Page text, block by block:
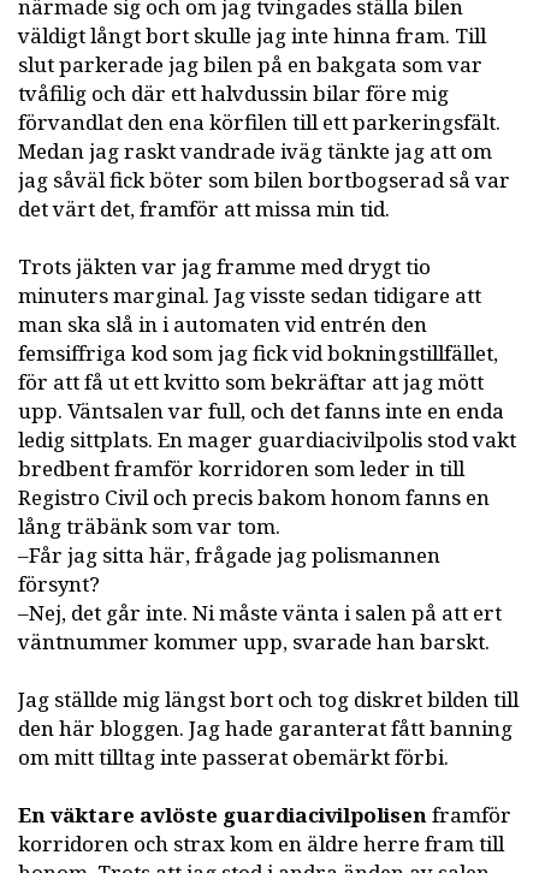
närmade sig och om jag tvingades ställa bilen
väldigt långt bort skulle jag inte hinna fram. Till
slut parkerade jag bilen på en bakgata som var
tvåfilig och där ett halvdussin bilar före mig
förvandlat den ena körfilen till ett parkeringsfält.
Medan jag raskt vandrade iväg tänkte jag att om
jag såväl fick böter som bilen bortbogserad så var
det värt det, framför att missa min tid.
Trots jäkten var jag framme med drygt tio
minuters marginal. Jag visste sedan tidigare att
man ska slå in i automaten vid entrén den
femsiffriga kod som jag fick vid bokningstillfället,
för att få ut ett kvitto som bekräftar att jag mött
upp. Väntsalen var full, och det fanns inte en enda
ledig sittplats. En mager guardiacivilpolis stod vakt
bredbent framför korridoren som leder in till
Registro Civil och precis bakom honom fanns en
lång träbänk som var tom.
–Får jag sitta här, frågade jag polismannen
försynt?
–Nej, det går inte. Ni måste vänta i salen på att ert
väntnummer kommer upp, svarade han barskt.
Jag ställde mig längst bort och tog diskret bilden till
den här bloggen. Jag hade garanterat fått banning
om mitt tilltag inte passerat obemärkt förbi.
En väktare avlöste guardiacivilpolisenframför
korridoren och strax kom en äldre herre fram till